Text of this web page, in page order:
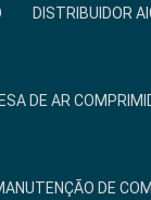
DISTRIBUIDOR
DE AR
DE